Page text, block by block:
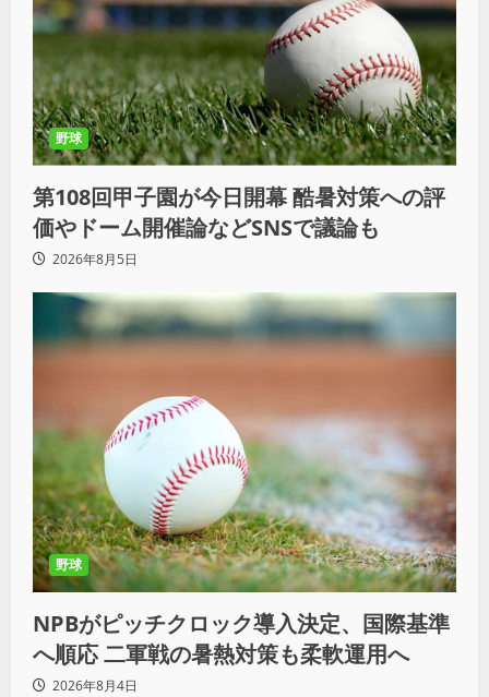
野球
第108回甲子園が今日開幕 酷暑対策への評
価やドーム開催論などSNSで議論も
2026年8月5日
野球
NPBがピッチクロック導入決定、国際基準
へ順応 二軍戦の暑熱対策も柔軟運用へ
2026年8月4日